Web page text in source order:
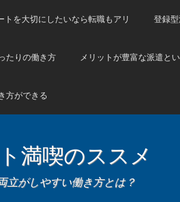
トを大切にしたいなら転職もアリ 登録
たりの働き方 メリットが豊富な派遣と
方ができる
満喫のススメ
立がしやすい働き方とは？